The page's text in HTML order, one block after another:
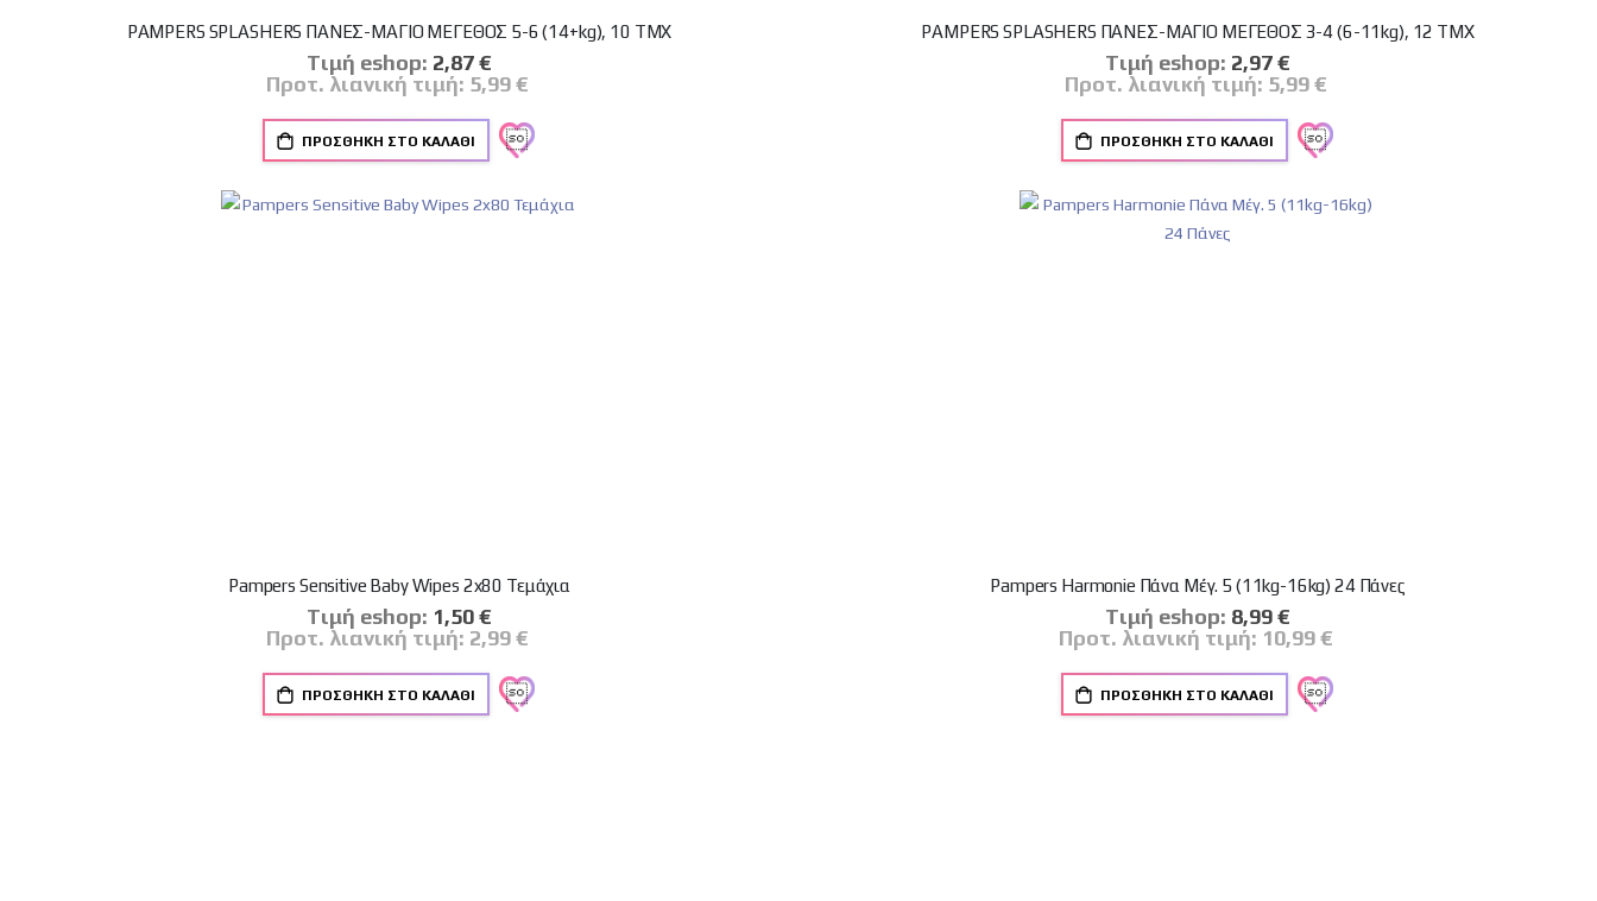
PAMPERS SPLASHERS ΠΑΝΕΣ-ΜΑΓΙΟ ΜΕΓΕΘΟΣ 5-6 (14+kg), 10 ΤΜΧ
Tιμή eshop: Ειδική
Τιμή
2,87 €
Προτ. λιανική τιμή: 5,99 €
ΠΡΟΣΘΉΚΗ ΣΤΟ ΚΑΛΆΘΙ
PAMPERS SPLASHERS ΠΑΝΕΣ-ΜΑΓΙΟ ΜΕΓΕΘΟΣ 3-4 (6-11kg), 12 ΤΜΧ
Tιμή eshop: Ειδική
Τιμή
2,97 €
Προτ. λιανική τιμή: 5,99 €
ΠΡΟΣΘΉΚΗ ΣΤΟ ΚΑΛΆΘΙ
Pampers Sensitive Baby Wipes 2x80 Τεμάχια
Tιμή eshop: Ειδική
Τιμή
1,50 €
Προτ. λιανική τιμή: 2,99 €
ΠΡΟΣΘΉΚΗ ΣΤΟ ΚΑΛΆΘΙ
Pampers Harmonie Πάνα Μέγ. 5 (11kg-16kg) 24 Πάνες
Tιμή eshop: Ειδική
Τιμή
8,99 €
Προτ. λιανική τιμή: 10,99 €
ΠΡΟΣΘΉΚΗ ΣΤΟ ΚΑΛΆΘΙ